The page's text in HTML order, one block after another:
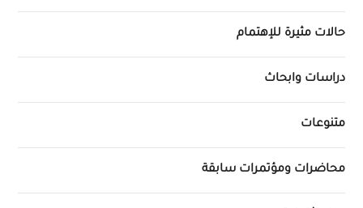
حالات مثيرة للإهتمام
دراسات وابحاث
متنوعات
محاضرات ومؤتمرات سابقة